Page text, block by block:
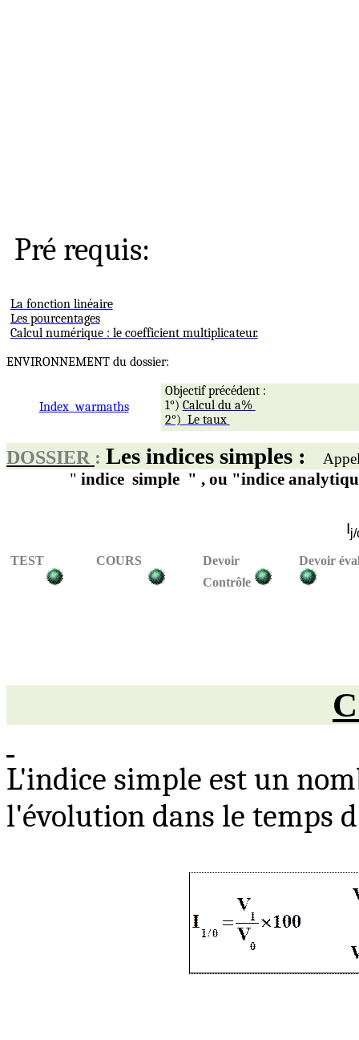
Pré requis:
La fonction linéaire
Les pourcentages
Calcul numérique : le coefficient multiplicateur.
ENVIRONNEMENT du dossier:
Index warmaths
Objectif précédent :
1°) Calcul du a%
2°) Le taux
DOSSIER : Les indices simples :
" indice simple " ,ou "indice
Ij/
TEST
COURS
Devoir
Contrôle
Devoir
L'indice simple est un
l'évolution dans le temps